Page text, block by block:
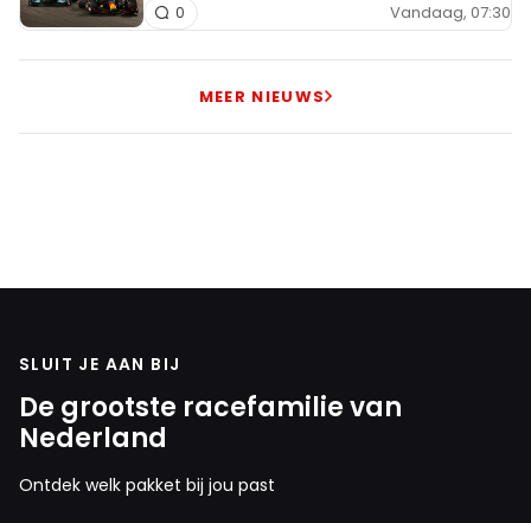
Vandaag, 07:30
0
MEER NIEUWS
SLUIT JE AAN BIJ
De grootste racefamilie van
Nederland
Ontdek welk pakket bij jou past